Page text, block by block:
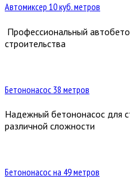
Автомиксер 10 куб. метров
Профессиональный
строительства
Бетононасос 38 метров
Надежный бетононасос для
различной сложности
Бетононасос на 49 метров